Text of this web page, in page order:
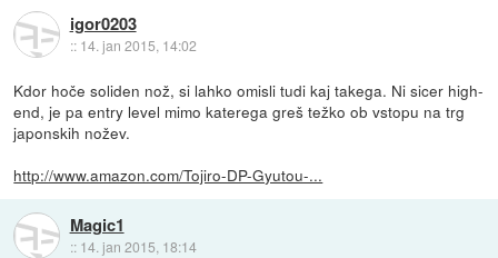
igor0203
:: 14. jan 2015, 14:02
Kdor hoče soliden nož, si lahko omisli tudi kaj takega. Ni sicer high-
end, je pa entry level mimo katerega greš težko ob vstopu na trg
japonskih nožev.
http://www.amazon.com/Tojiro-DP-Gyutou-...
Magic1
:: 14. jan 2015, 18:14